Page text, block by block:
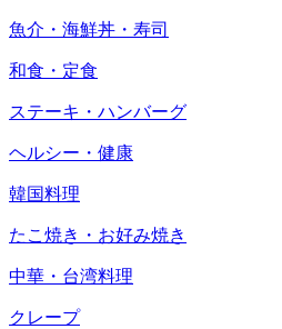
魚介・海鮮丼・寿司
和食・定食
ステーキ・ハンバーグ
ヘルシー・健康
韓国料理
たこ焼き・お好み焼き
中華・台湾料理
クレープ